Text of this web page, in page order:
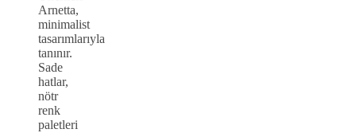
Arnetta,
minimalist
tasarımlarıyla
tanınır.
Sade
hatlar,
nötr
renk
paletleri